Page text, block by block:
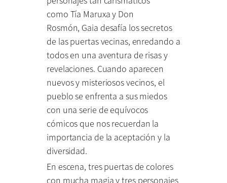
como Tía Maruxa y Don
Rosmón, Gaia desafía los secretos
de las puertas vecinas, enredando a
todos en una aventura de risas y
revelaciones. Cuando aparecen
nuevos y misteriosos vecinos, el
pueblo se enfrenta a sus miedos
con una serie de equívocos
cómicos que nos recuerdan la
importancia de la aceptación y la
diversidad.
En escena, tres puertas de colores
con mucha magia y tres personajes